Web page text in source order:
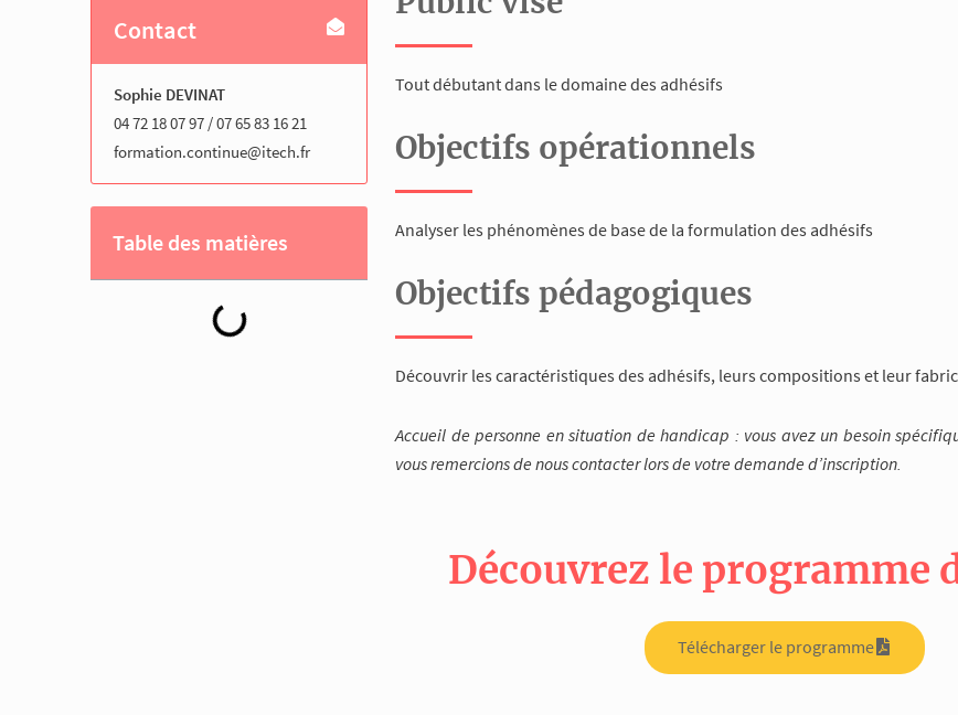
Contact
Sophie DEVINAT
04 72 18 07 97 / 07 65 83 16 21
formation.continue@itech.fr
Table des matières
Tout débutant dans le domaine des adhésifs
Objectifs opérationnels
Analyser les phénomènes de base de la formulation des adhésifs
Objectifs pédagogiques
Découvrir les caractéristiques des adhésifs, leurs compositions et leur
Accueil de personne en situation de handicap : vous avez un besoin
vous remercions de nous contacter lors de votre demande d’inscription.
Découvrez le programme
Télécharger le programme